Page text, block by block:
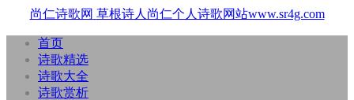
尚仁诗歌网 草根诗人尚仁个人诗歌网站www.sr4g.com
首页
诗歌精选
诗歌大全
诗歌赏析